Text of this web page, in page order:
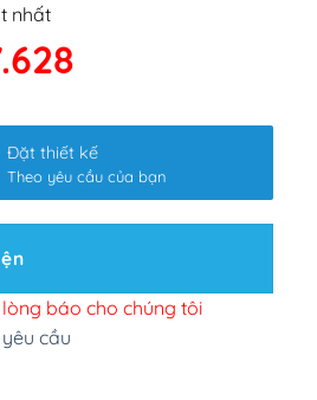
(+50,000₫)
nhất
Đặt thiết kế
Theo yêu cầu của bạn
báo cho chúng tôi
cầu